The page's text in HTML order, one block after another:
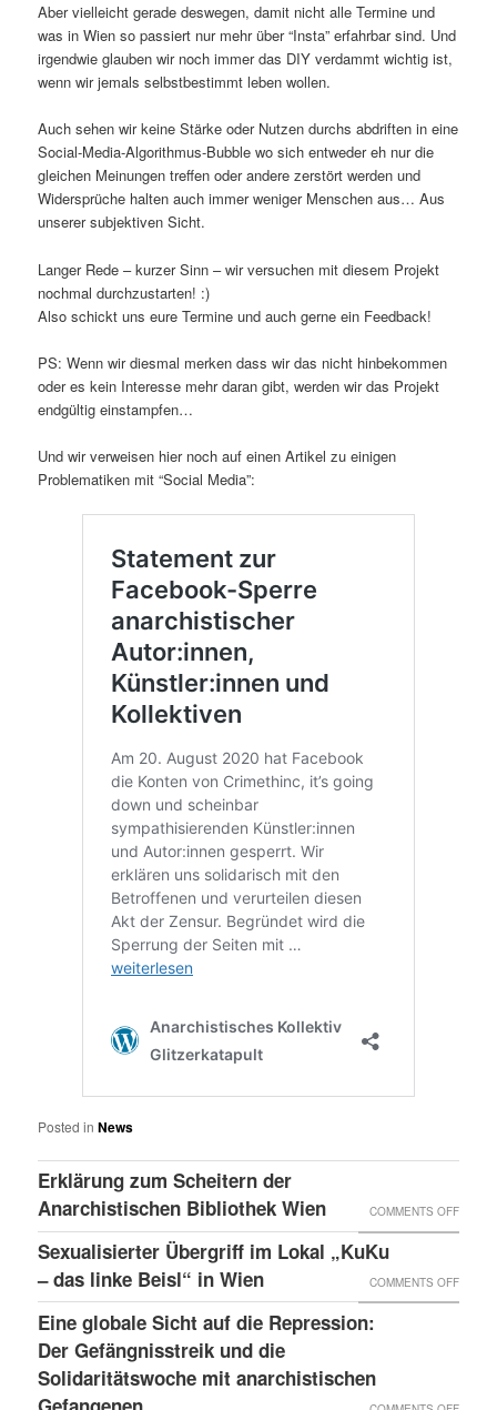
Aber vielleicht gerade deswegen, damit nicht alle Termine und
was in Wien so passiert nur mehr über “Insta” erfahrbar sind. Und
irgendwie glauben wir noch immer das DIY verdammt wichtig ist,
wenn wir jemals selbstbestimmt leben wollen.
Auch sehen wir keine Stärke oder Nutzen durchs abdriften in eine
Social-Media-Algorithmus-Bubble wo sich entweder eh nur die
gleichen Meinungen treffen oder andere zerstört werden und
Widersprüche halten auch immer weniger Menschen aus… Aus
unserer subjektiven Sicht.
Langer Rede – kurzer Sinn – wir versuchen mit diesem Projekt
nochmal durchzustarten! :)
Also schickt uns eure Termine und auch gerne ein Feedback!
PS: Wenn wir diesmal merken dass wir das nicht hinbekommen
oder es kein Interesse mehr daran gibt, werden wir das Projekt
endgültig einstampfen…
Und wir verweisen hier noch auf einen Artikel zu einigen
Problematiken mit “Social Media”:
Posted in News
Erklärung zum Scheitern der
Anarchistischen Bibliothek Wien
COMMENTS OFFON
Sexualisierter Übergriff im Lokal „KuKu
– das linke Beisl“ in Wien
COMMENTS OFFON
LOKAL
Eine globale Sicht auf die Repression:
Der Gefängnisstreik und die
Solidaritätswoche mit anarchistischen